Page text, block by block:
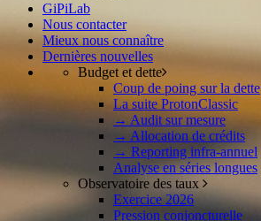
GiPiLab
Nous contacter
Mieux nous connaître
Dernières nouvelles
Budget et dette
Coup de poing sur la dette
La suite ProtonClassic
→ Audit sur mesure
→ Allocation de crédits
→ Reporting infra-annuel
Analyse en séries longues
Observatoire des taux
Exercice 2026
Pression conjoncturelle